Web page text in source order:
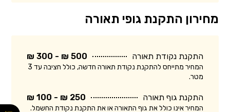
מחירון התקנת גופי תאורה
התקנת נקודת תאורה 500 ₪ - 300 ₪
המחיר מתייחס להתקנת נקודת תאורה חדשה, כולל חציבה עד 3
מטר.
התקנת גוף תאורה 250 ₪ - 100 ₪
המחיר אינו כולל את גוף התאורה או את התקנת נקודת החשמל.